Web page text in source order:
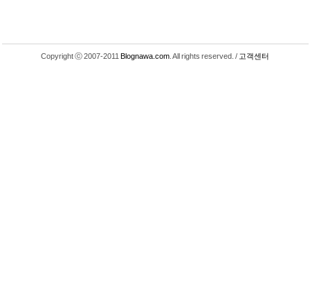
Copyright ⓒ 2007-2011 Blognawa.com . All rights reserved. / 고객센터